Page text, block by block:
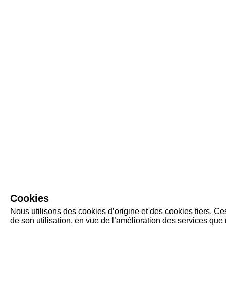
Cookies
Nous utilisons des cookies d’origine et des cookies tiers.
de son utilisation, en vue de l’amélioration des services